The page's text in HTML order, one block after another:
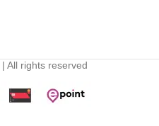
| All rights reserved